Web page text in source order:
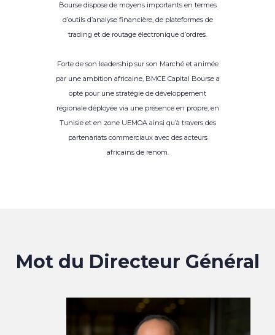
Bourse dispose de moyens importants en termes
d’outils d’analyse financière, de plateformes de
trading et de routage électronique d’ordres.
Forte de son leadership sur son Marché et animée
par une ambition africaine, BMCE Capital Bourse a
opté pour une stratégie de développement
régionale déployée via une présence en propre, en
Tunisie et en zone UEMOA ainsi qu’à travers des
partenariats commerciaux avec des acteurs
africains de renom.
Mot du Directeur Général